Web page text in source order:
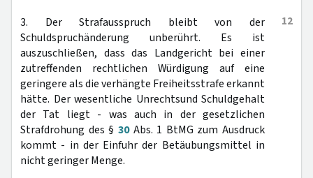
12
3. Der Strafausspruch bleibt von der
Schuldspruchänderung unberührt. Es ist
auszuschließen, dass das Landgericht bei einer
zutreffenden rechtlichen Würdigung auf eine
geringere als die verhängte Freiheitsstrafe erkannt
hätte. Der wesentliche Unrechtsund Schuldgehalt
der Tat liegt - was auch in der gesetzlichen
Strafdrohung des § 30Abs. 1 BtMG zum Ausdruck
kommt - in der Einfuhr der Betäubungsmittel in
nicht geringer Menge.